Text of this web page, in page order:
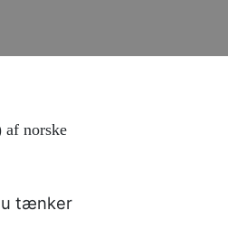
af norske
tænker